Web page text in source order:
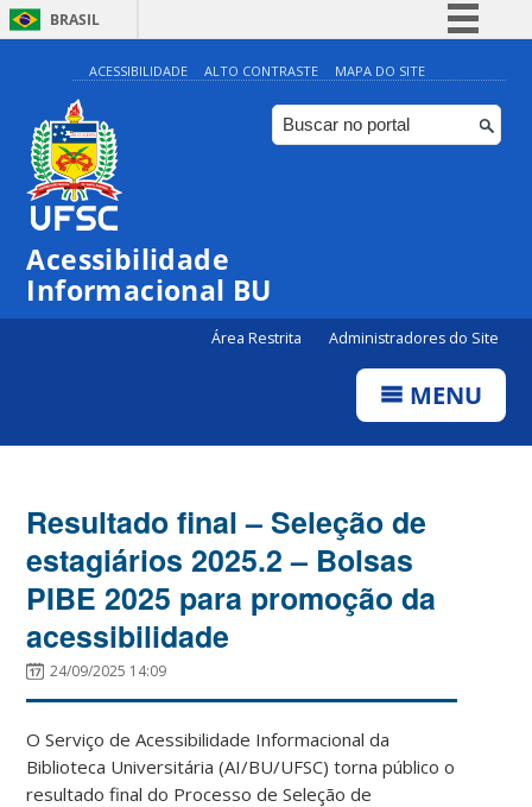
BRASIL
Simplifique!
Comunica BR
Participe
ACESSIBILIDADE ALTO CONTRASTE MAPA DO SITE
Acessibilidade
Informacional BU
Área Restrita Administradores do Site
MENU
Resultado final – Seleção de
estagiários 2025.2 – Bolsas
PIBE 2025 para promoção da
acessibilidade
24/09/2025 14:09
O Serviço de Acessibilidade Informacional da
Biblioteca Universitária (AI/BU/UFSC) torna público o
resultado final do Processo de Seleção de